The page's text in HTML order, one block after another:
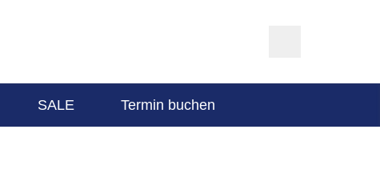
SALE Termin buchen